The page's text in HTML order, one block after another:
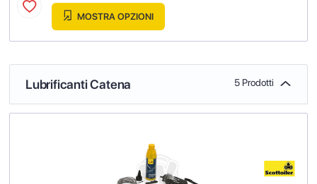
MOSTRA OPZIONI
Lubrificanti Catena 5 Prodotti